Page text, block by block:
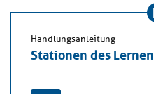
Handlungsanleitung
Stationen des